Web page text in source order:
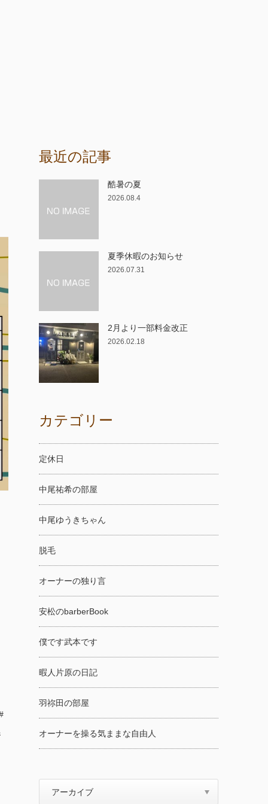
最近の記事
酷暑の夏
2026.08.4
夏季休暇のお知らせ
2026.07.31
2月より一部料金改正
2026.02.18
カテゴリー
定休日
中尾祐希の部屋
中尾ゆうきちゃん
脱毛
オーナーの独り言
安松のbarberBook
僕です武本です
暇人片原の日記
羽祢田の部屋
オーナーを操る気ままな自由人